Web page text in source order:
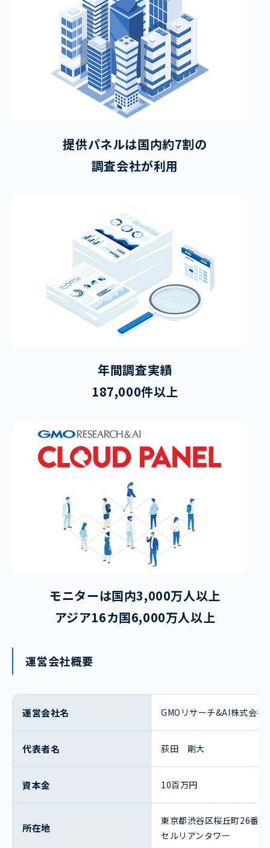
提供パネルは国内約7割の
調査会社が利用
年間調査実績
187,000件以上
モニターは国内3,000万人以上
アジア16カ国6,000万人以上
運営会社概要
運営会社名 GMOリサーチ&AI株式会社
代表者名 荻田 剛大
資本金 10百万円
所在地
東京都渋谷区桜丘町26番1
セルリアンタワー